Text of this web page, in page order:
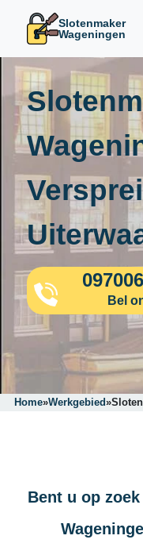
Slotenmaker
Wageningen
Bel
Home»Werkgebied»
Bent u op